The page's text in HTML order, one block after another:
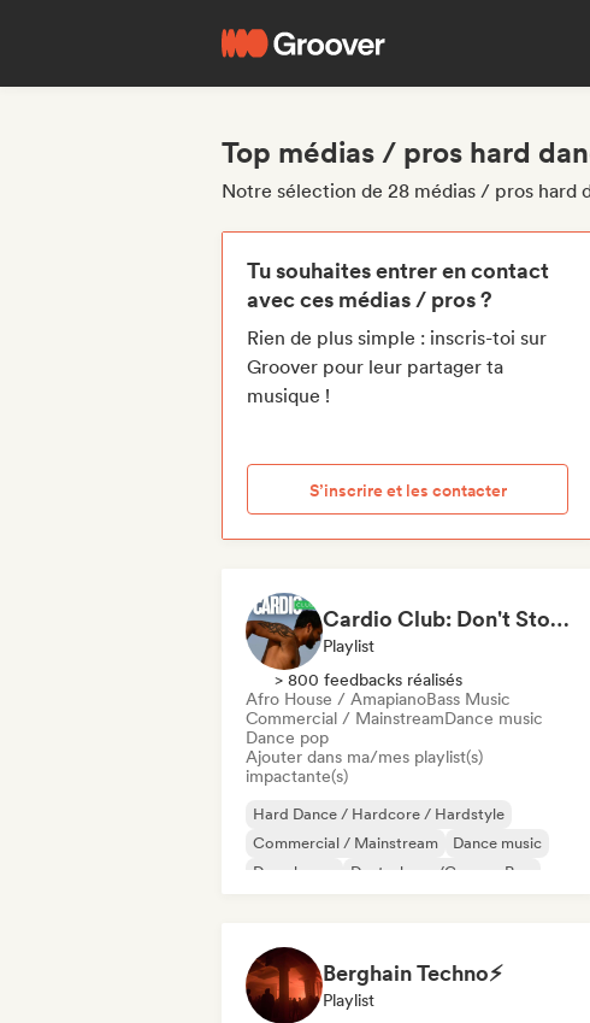
Top médias / pros hard
Notre sélection de 28 médias / pros
Tu souhaites entrer en contact
avec ces médias / pros ?
Rien de plus simple : inscris-toi sur
Groover pour leur partager ta
musique !
S’inscrire et les contacter
Cardio Club: Don't Stop! 💦
Playlist
> 800 feedbacks réalisés
Afro House / AmapianoBass Music
Commercial / MainstreamDance music
Dance pop
Ajouter dans ma/mes playlist(s)
impactante(s)
Hard Dance / Hardcore / Hardstyle
Commercial / Mainstream
Dance music
Deep house
Deutschpop/German Pop
Berghain Techno⚡
Playlist